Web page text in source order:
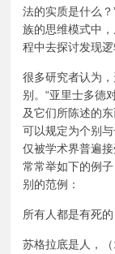
法的实质是什么
族的思维模式中
程中去探讨发现逻
很多研究者认为
别。“亚里士多德
及它们所陈述的
可以规定为个别
仅被学术界普遍
常常举如下的例
别的范例：
所有人都是有
苏格拉底是人，（